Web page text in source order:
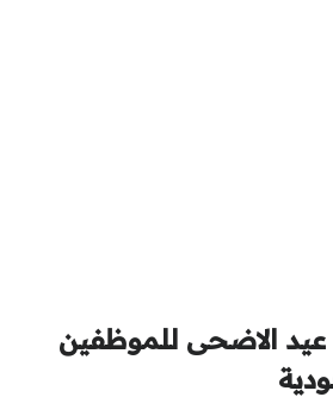
عيد الاضحى للموظفين